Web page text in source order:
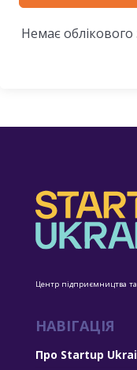
Немає облікового
Центр підприємництва та
НАВІГАЦІЯ
Про Startup